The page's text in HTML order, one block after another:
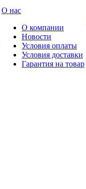
О нас
О компании
Новости
Условия оплаты
Условия доставки
Гарантия на товар